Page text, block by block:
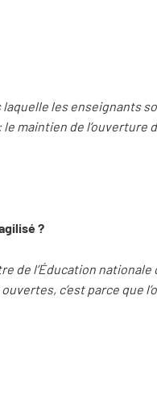
les enseignants
maintien de l’ouverture
?
de l’Éducation
c’est parce que